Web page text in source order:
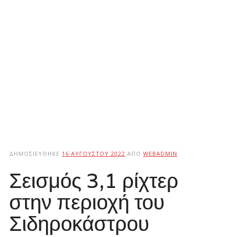
ΔΗΜΟΣΙΕΎΘΗΚΕ 16 ΑΥΓΟΎΣΤΟΥ 2022 ΑΠΌ WEBADMIN
Σεισμός 3,1 ρίχτερ
στην περιοχή του
Σιδηροκάστρου